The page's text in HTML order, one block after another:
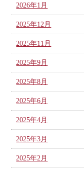
2026年1月
2025年12月
2025年11月
2025年9月
2025年8月
2025年6月
2025年4月
2025年3月
2025年2月